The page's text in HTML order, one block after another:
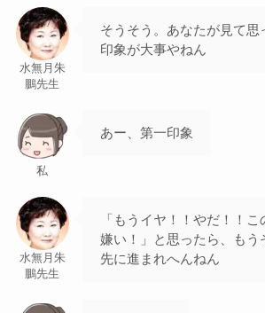
水無月朱
鵬先生
そうそう。あなたが見て思
印象が大事やねん
私
あー、第一印象
水無月朱
鵬先生
「もうイヤ！！やだ！！こ
嫌い！」と思ったら、もう
先に進まれへんねん